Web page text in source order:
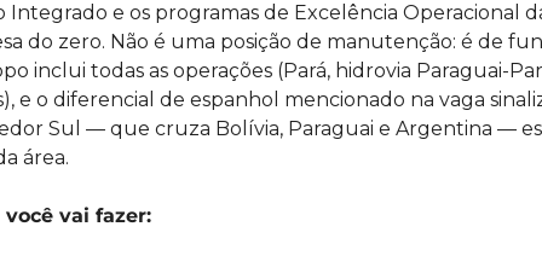
Integrado e os programas de Excelência Operacional
do zero. Não é uma posição de manutenção: é de
inclui todas as operações (Pará, hidrovia Paraguai-
e o diferencial de espanhol mencionado na vaga
Sul — que cruza Bolívia, Paraguai e Argentina —
área.
você vai fazer: